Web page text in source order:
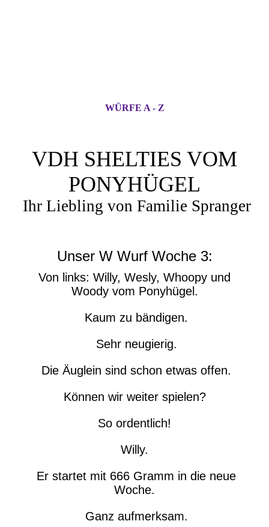
WÜRFE A - Z
VDH SHELTIES VOM
PONYHÜGEL
Ihr Liebling von Familie Spranger
Unser W Wurf Woche 3:
Von links: Willy, Wesly, Whoopy und
Woody vom Ponyhügel.
Kaum zu bändigen.
Sehr neugierig.
Die Äuglein sind schon etwas offen.
Können wir weiter spielen?
So ordentlich!
Willy.
Er startet mit 666 Gramm in die neue
Woche.
Ganz aufmerksam.